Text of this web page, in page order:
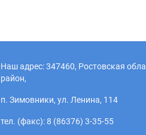
Наш адрес: 347460, Ростовская
район,
п. Зимовники, ул. Ленина, 114
тел. (факс): 8 (86376) 3-35-55